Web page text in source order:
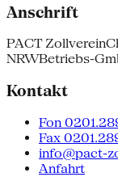
Anschrift
PACT Zollverein
NRWBetriebs-
Kontakt
Fon
Fax
info@pact-
Anfahrt